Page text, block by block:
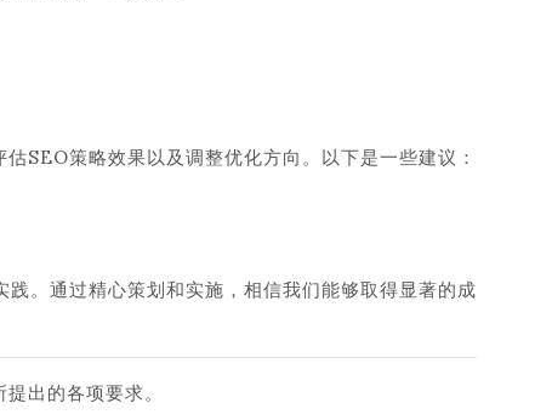
SEO策略效果以及调整优化方向。以下是一些建议：
。通过精心策划和实施，相信我们能够取得显著的成
出的各项要求。